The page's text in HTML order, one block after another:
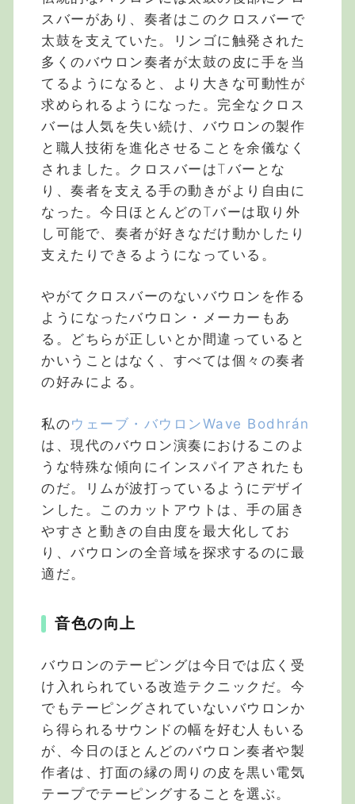
スバーがあり、奏者はこのクロスバーで
太鼓を支えていた。リンゴに触発された
多くのバウロン奏者が太鼓の皮に手を当
てるようになると、より大きな可動性が
求められるようになった。完全なクロス
バーは人気を失い続け、バウロンの製作
と職人技術を進化させることを余儀なく
されました。クロスバーはTバーとな
り、奏者を支える手の動きがより自由に
なった。今日ほとんどのTバーは取り外
し可能で、奏者が好きなだけ動かしたり
支えたりできるようになっている。
やがてクロスバーのないバウロンを作る
ようになったバウロン・メーカーもあ
る。どちらが正しいとか間違っていると
かいうことはなく、すべては個々の奏者
の好みによる。
私のウェーブ・バウロンWave Bodhrán
は、現代のバウロン演奏におけるこのよ
うな特殊な傾向にインスパイアされたも
のだ。リムが波打っているようにデザイ
ンした。このカットアウトは、手の届き
やすさと動きの自由度を最大化してお
り、バウロンの全音域を探求するのに最
適だ。
音色の向上
バウロンのテーピングは今日では広く受
け入れられている改造テクニックだ。今
でもテーピングされていないバウロンか
ら得られるサウンドの幅を好む人もいる
が、今日のほとんどのバウロン奏者や製
作者は、打面の縁の周りの皮を黒い電気
テープでテーピングすることを選ぶ。